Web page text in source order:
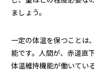
ましょう。
一定の体温を保つことは
能です。人間が、赤道直
体温維持機能が働いてい